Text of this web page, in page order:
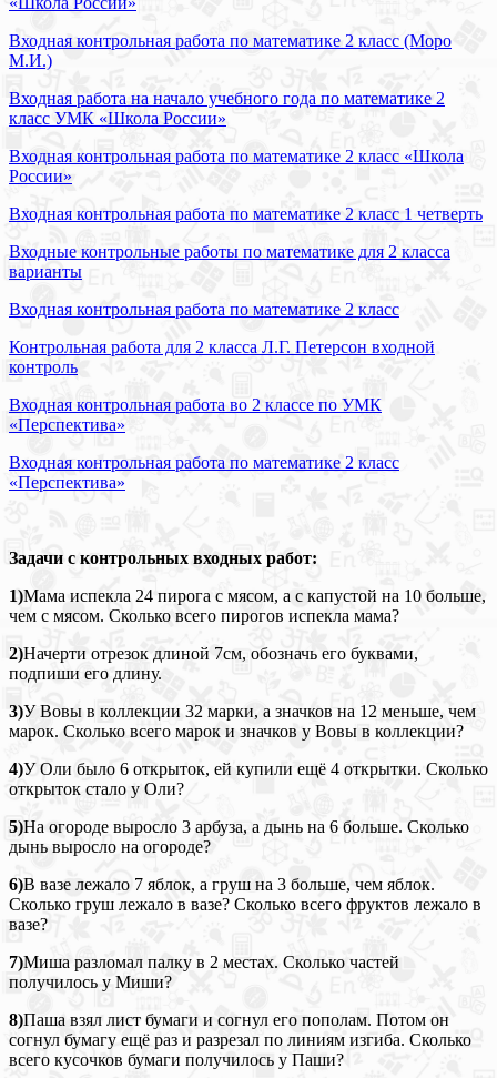
Входная контрольная работа по математике 2 класс (Моро
М.И.)
Входная работа на начало учебного года по математике 2
класс УМК «Школа России»
Входная контрольная работа по математике 2 класс «Школа
России»
Входная контрольная работа по математике 2 класс 1 четверть
Входные контрольные работы по математике для 2 класса
варианты
Входная контрольная работа по математике 2 класс
Контрольная работа для 2 класса Л.Г. Петерсон входной
контроль
Входная контрольная работа во 2 классе по УМК
«Перспектива»
Входная контрольная работа по математике 2 класс
«Перспектива»
Задачи с контрольных входных работ:
1)Мама испекла 24 пирога с мясом, а с капустой на 10 больше,
чем с мясом. Сколько всего пирогов испекла мама?
2)Начерти отрезок длиной 7см, обозначь его буквами,
подпиши его длину.
3)У Вовы в коллекции 32 марки, а значков на 12 меньше, чем
марок. Сколько всего марок и значков у Вовы в коллекции?
4)У Оли было 6 открыток, ей купили ещё 4 открытки. Сколько
открыток стало у Оли?
5)На огороде выросло 3 арбуза, а дынь на 6 больше. Сколько
дынь выросло на огороде?
6)В вазе лежало 7 яблок, а груш на 3 больше, чем яблок.
Сколько груш лежало в вазе? Сколько всего фруктов лежало в
вазе?
7)Миша разломал палку в 2 местах. Сколько частей
получилось у Миши?
8)Паша взял лист бумаги и согнул его пополам. Потом он
согнул бумагу ещё раз и разрезал по линиям изгиба. Сколько
всего кусочков бумаги получилось у Паши?